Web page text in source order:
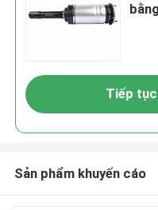
Tiếp tục
Sản phẩm khuyến cáo